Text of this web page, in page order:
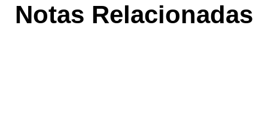
Notas Relacionadas